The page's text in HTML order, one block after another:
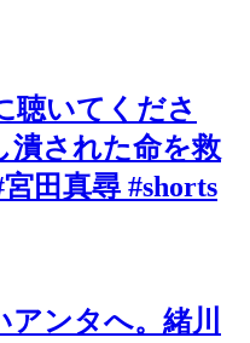
聴いてくださ
潰された命を救
田真尋 #shorts
ンタへ。緒川